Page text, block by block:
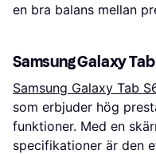
en bra balans mellan
Samsung Galaxy
Samsung Galaxy Tab
som erbjuder hög
funktioner. Med en
specifikationer är den